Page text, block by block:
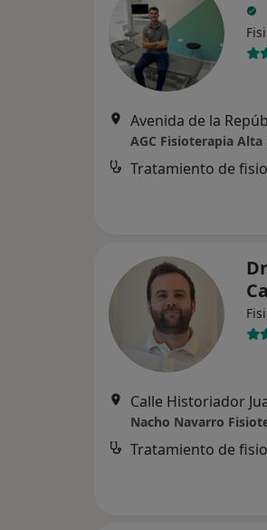
AGC Fisioterapia
Nacho Navarro
Tratamiento de